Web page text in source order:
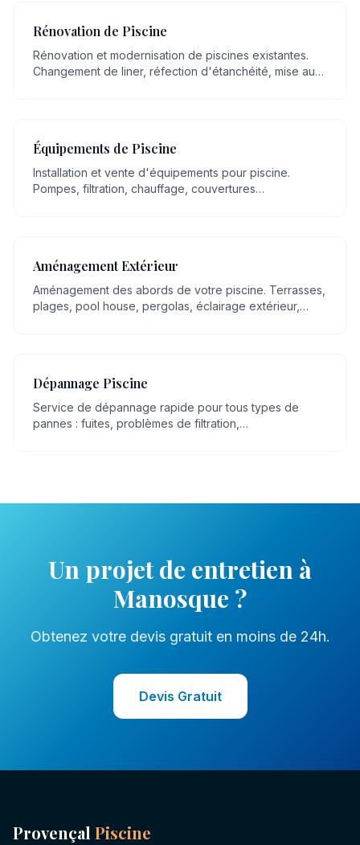
Rénovation de Piscine
Rénovation et modernisation de piscines existantes.
Changement de liner, réfection d'étanchéité, mise aux
Équipements de Piscine
Installation et vente d'équipements pour piscine.
Pompes, filtration, chauffage, couvertures
Aménagement Extérieur
Aménagement des abords de votre piscine. Terrasses,
plages, pool house, pergolas, éclairage extérieur,
Dépannage Piscine
Service de dépannage rapide pour tous types de
pannes : fuites, problèmes de filtration,
Un projet de entretien à
Manosque ?
Obtenez votre devis gratuit en moins de 24h.
Devis Gratuit
Provençal Piscine